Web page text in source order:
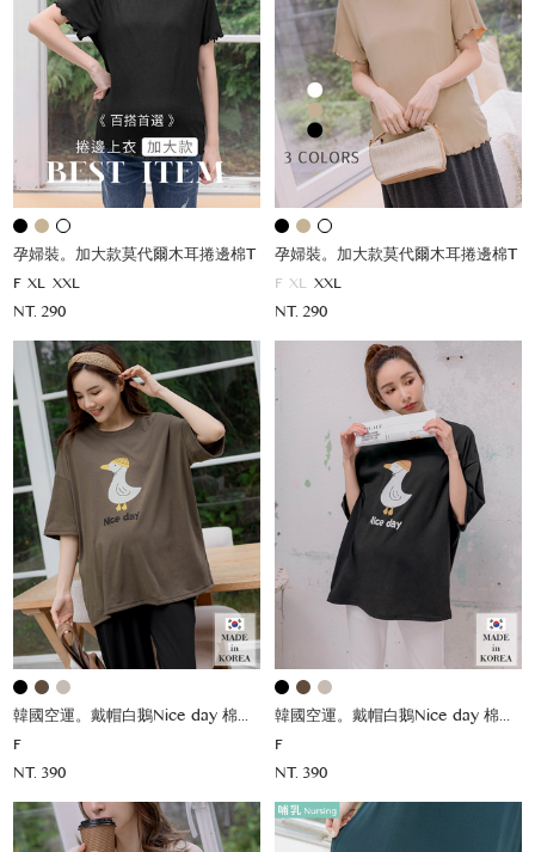
孕婦裝。加大款莫代爾木耳捲邊棉T
F XL XXL
NT. 290
孕婦裝。加大款莫代爾木耳捲邊棉T
F XL XXL
NT. 290
韓國空運。戴帽白鵝Nice day 棉上衣
F
NT. 390
韓國空運。戴帽白鵝Nice day 棉上衣
F
NT. 390